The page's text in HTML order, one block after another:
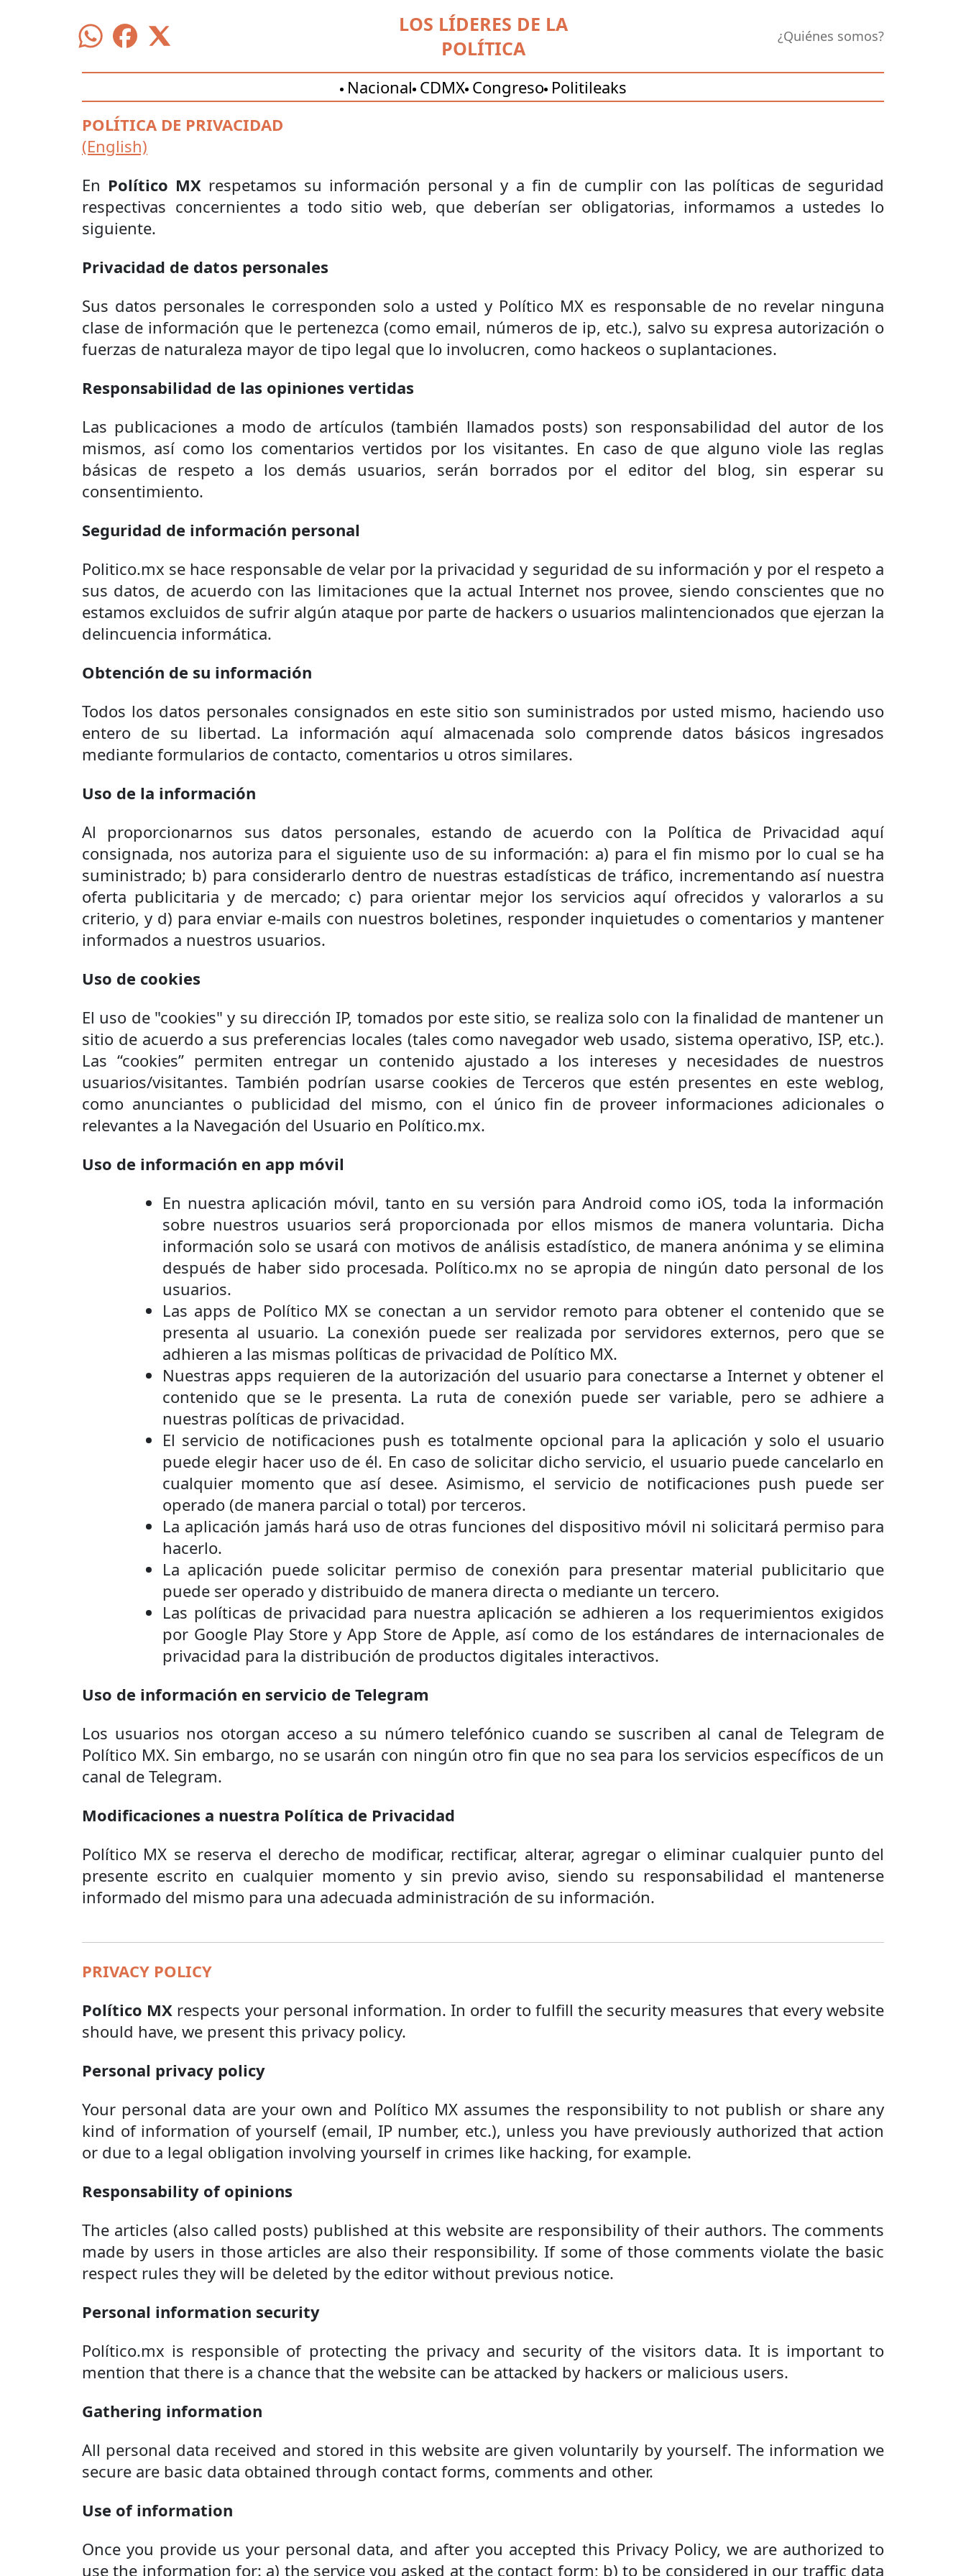
LOS LÍDERES DE LA
POLÍTICA
¿Quiénes somos?
Nacional CDMX Congreso Politileaks
POLÍTICA DE PRIVACIDAD
(English)
En Político MX respetamos su información personal y a fin de cumplir con las políticas de seguridad
respectivas concernientes a todo sitio web, que deberían ser obligatorias, informamos a ustedes lo
siguiente.
Privacidad de datos personales
Sus datos personales le corresponden solo a usted y Político MX es responsable de no revelar ninguna
clase de información que le pertenezca (como email, números de ip, etc.), salvo su expresa autorización o
fuerzas de naturaleza mayor de tipo legal que lo involucren, como hackeos o suplantaciones.
Responsabilidad de las opiniones vertidas
Las publicaciones a modo de artículos (también llamados posts) son responsabilidad del autor de los
mismos, así como los comentarios vertidos por los visitantes. En caso de que alguno viole las reglas
básicas de respeto a los demás usuarios, serán borrados por el editor del blog, sin esperar su
consentimiento.
Seguridad de información personal
Politico.mx se hace responsable de velar por la privacidad y seguridad de su información y por el respeto a
sus datos, de acuerdo con las limitaciones que la actual Internet nos provee, siendo conscientes que no
estamos excluidos de sufrir algún ataque por parte de hackers o usuarios malintencionados que ejerzan la
delincuencia informática.
Obtención de su información
Todos los datos personales consignados en este sitio son suministrados por usted mismo, haciendo uso
entero de su libertad. La información aquí almacenada solo comprende datos básicos ingresados
mediante formularios de contacto, comentarios u otros similares.
Uso de la información
Al proporcionarnos sus datos personales, estando de acuerdo con la Política de Privacidad aquí
consignada, nos autoriza para el siguiente uso de su información: a) para el fin mismo por lo cual se ha
suministrado; b) para considerarlo dentro de nuestras estadísticas de tráfico, incrementando así nuestra
oferta publicitaria y de mercado; c) para orientar mejor los servicios aquí ofrecidos y valorarlos a su
criterio, y d) para enviar e-mails con nuestros boletines, responder inquietudes o comentarios y mantener
informados a nuestros usuarios.
Uso de cookies
El uso de "cookies" y su dirección IP, tomados por este sitio, se realiza solo con la finalidad de mantener un
sitio de acuerdo a sus preferencias locales (tales como navegador web usado, sistema operativo, ISP, etc.).
Las “cookies” permiten entregar un contenido ajustado a los intereses y necesidades de nuestros
usuarios/visitantes. También podrían usarse cookies de Terceros que estén presentes en este weblog,
como anunciantes o publicidad del mismo, con el único fin de proveer informaciones adicionales o
relevantes a la Navegación del Usuario en Político.mx.
Uso de información en app móvil
En nuestra aplicación móvil, tanto en su versión para Android como iOS, toda la información
sobre nuestros usuarios será proporcionada por ellos mismos de manera voluntaria. Dicha
información solo se usará con motivos de análisis estadístico, de manera anónima y se elimina
después de haber sido procesada. Político.mx no se apropia de ningún dato personal de los
usuarios.
Las apps de Político MX se conectan a un servidor remoto para obtener el contenido que se
presenta al usuario. La conexión puede ser realizada por servidores externos, pero que se
adhieren a las mismas políticas de privacidad de Político MX.
Nuestras apps requieren de la autorización del usuario para conectarse a Internet y obtener el
contenido que se le presenta. La ruta de conexión puede ser variable, pero se adhiere a
nuestras políticas de privacidad.
El servicio de notificaciones push es totalmente opcional para la aplicación y solo el usuario
puede elegir hacer uso de él. En caso de solicitar dicho servicio, el usuario puede cancelarlo en
cualquier momento que así desee. Asimismo, el servicio de notificaciones push puede ser
operado (de manera parcial o total) por terceros.
La aplicación jamás hará uso de otras funciones del dispositivo móvil ni solicitará permiso para
hacerlo.
La aplicación puede solicitar permiso de conexión para presentar material publicitario que
puede ser operado y distribuido de manera directa o mediante un tercero.
Las políticas de privacidad para nuestra aplicación se adhieren a los requerimientos exigidos
por Google Play Store y App Store de Apple, así como de los estándares de internacionales de
privacidad para la distribución de productos digitales interactivos.
Uso de información en servicio de Telegram
Los usuarios nos otorgan acceso a su número telefónico cuando se suscriben al canal de Telegram de
Político MX. Sin embargo, no se usarán con ningún otro fin que no sea para los servicios específicos de un
canal de Telegram.
Modificaciones a nuestra Política de Privacidad
Político MX se reserva el derecho de modificar, rectificar, alterar, agregar o eliminar cualquier punto del
presente escrito en cualquier momento y sin previo aviso, siendo su responsabilidad el mantenerse
informado del mismo para una adecuada administración de su información.
PRIVACY POLICY
Político MX respects your personal information. In order to fulfill the security measures that every website
should have, we present this privacy policy.
Personal privacy policy
Your personal data are your own and Político MX assumes the responsibility to not publish or share any
kind of information of yourself (email, IP number, etc.), unless you have previously authorized that action
or due to a legal obligation involving yourself in crimes like hacking, for example.
Responsability of opinions
The articles (also called posts) published at this website are responsibility of their authors. The comments
made by users in those articles are also their responsibility. If some of those comments violate the basic
respect rules they will be deleted by the editor without previous notice.
Personal information security
Político.mx is responsible of protecting the privacy and security of the visitors data. It is important to
mention that there is a chance that the website can be attacked by hackers or malicious users.
Gathering information
All personal data received and stored in this website are given voluntarily by yourself. The information we
secure are basic data obtained through contact forms, comments and other.
Use of information
Once you provide us your personal data, and after you accepted this Privacy Policy, we are authorized to
use the information for: a) the service you asked at the contact form; b) to be considered in our traffic data